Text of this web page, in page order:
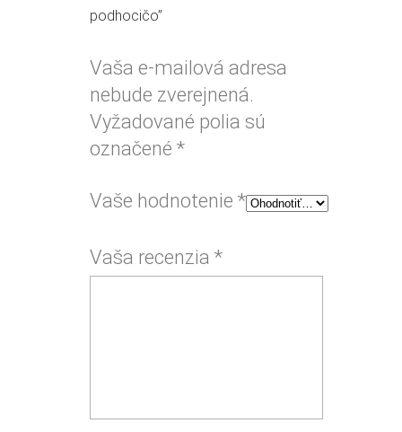
podhocičo”
Vaša e-mailová adresa
nebude zverejnená.
Vyžadované polia sú
označené *
Vaše hodnotenie *
Vaša recenzia *